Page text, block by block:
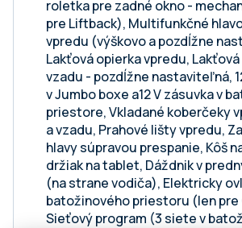
roletka pre zadné okno -
pre Liftback), Multifunkčné
vpredu (výškovo a pozdĺžne
Lakťová opierka vpredu,
vzadu - pozdĺžne nastaviteľná,
v Jumbo boxe a12 V zásuvka v
priestore, Vkladané koberčeky
a vzadu, Prahové lišty vpredu,
hlavy súpravou prespanie, Kôš
držiak na tablet, Dáždnik v
(na strane vodiča), Elektricky
batožinového priestoru (len pre
Sieťový program (3 siete v